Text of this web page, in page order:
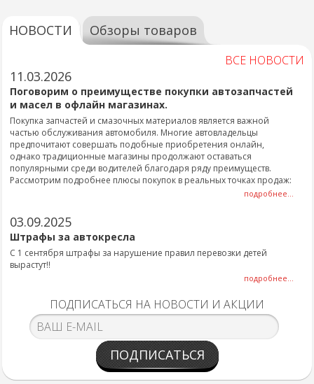
НОВОСТИ Обзоры товаров
ВСЕ НОВОСТИ
11.03.2026
Поговорим о преимуществе покупки автозапчастей
и масел в офлайн магазинах.
Покупка запчастей и смазочных материалов является важной
частью обслуживания автомобиля. Многие автовладельцы
предпочитают совершать подобные приобретения онлайн,
однако традиционные магазины продолжают оставаться
популярными среди водителей благодаря ряду преимуществ.
Рассмотрим подробнее плюсы покупок в реальных точках продаж:
подробнее...
03.09.2025
Штрафы за автокресла
С 1 сентября штрафы за нарушение правил перевозки детей
вырастут!!
подробнее...
ПОДПИСАТЬСЯ НА НОВОСТИ И АКЦИИ
ПОДПИСАТЬСЯ